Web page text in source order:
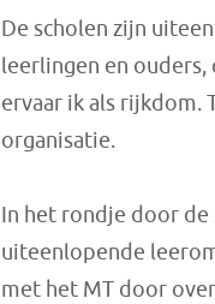
De scholen zijn
leerlingen en
ervaar ik als rijkdom.
organisatie.
In het rondje door
uiteenlopende
met het MT door